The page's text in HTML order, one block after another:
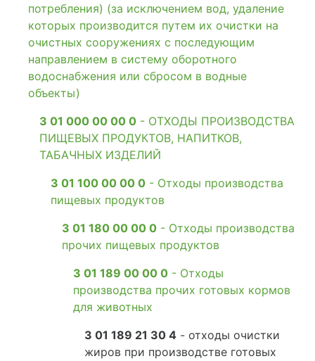
потребления) (за исключением вод, удаление
которых производится путем их очистки на
очистных сооружениях с последующим
направлением в систему оборотного
водоснабжения или сбросом в водные
объекты)
3 01 000 00 00 0 - ОТХОДЫ ПРОИЗВОДСТВА
ПИЩЕВЫХ ПРОДУКТОВ, НАПИТКОВ,
ТАБАЧНЫХ ИЗДЕЛИЙ
3 01 100 00 00 0 - Отходы производства
пищевых продуктов
3 01 180 00 00 0 - Отходы производства
прочих пищевых продуктов
3 01 189 00 00 0 - Отходы
производства прочих готовых кормов
для животных
3 01 189 21 30 4 - отходы очистки
жиров при производстве готовых